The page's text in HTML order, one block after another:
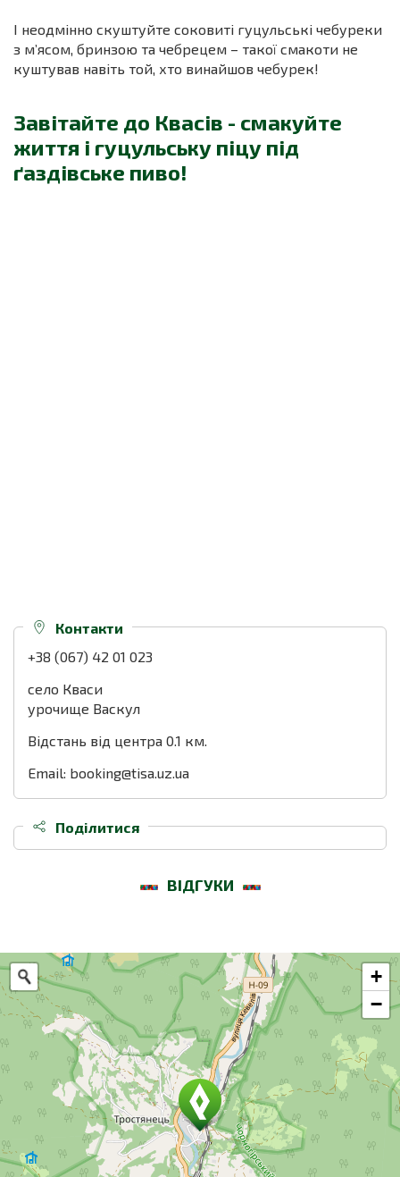
І неодмінно скуштуйте соковиті гуцульські чебуреки
з м’ясом, бринзою та чебрецем – такої смакоти не
куштував навіть той, хто винайшов чебурек!
Завітайте до Квасів - смакуйте
життя і гуцульську піцу під
ґаздівське пиво!
Контакти
+38 (067) 42 01 023
село Кваси
урочище Васкул
Відстань від центра 0.1 км.
Email: booking@tisa.uz.ua
Поділитися
ВІДГУКИ
+
−